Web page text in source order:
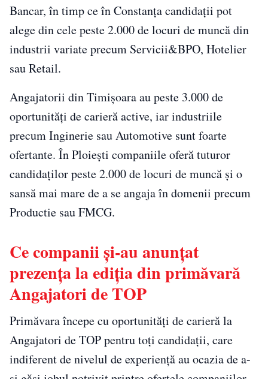
Bancar, în timp ce în Constanța candidații pot
alege din cele peste 2.000 de locuri de muncă din
industrii variate precum Servicii&BPO, Hotelier
sau Retail.
Angajatorii din Timișoara au peste 3.000 de
oportunități de carieră active, iar industriile
precum Inginerie sau Automotive sunt foarte
ofertante. În Ploiești companiile oferă tuturor
candidaților peste 2.000 de locuri de muncă și o
sansă mai mare de a se angaja în domenii precum
Productie sau FMCG.
Ce companii și-au anunțat
prezența la ediția din primăvară
Angajatori de TOP
Primăvara începe cu oportunități de carieră la
Angajatori de TOP pentru toți candidații, care
indiferent de nivelul de experiență au ocazia de a-